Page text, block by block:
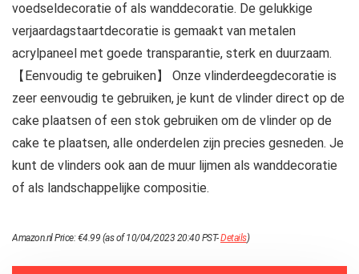
voedseldecoratie of als wanddecoratie. De gelukkige
verjaardagstaartdecoratie is gemaakt van metalen
acrylpaneel met goede transparantie, sterk en duurzaam.
【Eenvoudig te gebruiken】 Onze vlinderdeegdecoratie is
zeer eenvoudig te gebruiken, je kunt de vlinder direct op de
cake plaatsen of een stok gebruiken om de vlinder op de
cake te plaatsen, alle onderdelen zijn precies gesneden. Je
kunt de vlinders ook aan de muur lijmen als wanddecoratie
of als landschappelijke compositie.
Amazon.nl Price:€4.99 (as of 10/04/2023 20:40 PST-Details)